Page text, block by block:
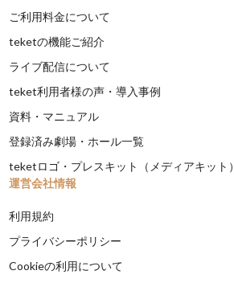
ご利用料金について
teketの機能ご紹介
ライブ配信について
teket利用者様の声・導入事例
資料・マニュアル
登録済み劇場・ホール一覧
teketロゴ・プレスキット（メディアキット）
運営会社情報
利用規約
プライバシーポリシー
Cookieの利用について